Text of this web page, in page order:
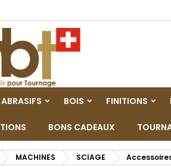
ABRASIFS BOIS FINITIONS
BONS CADEAUX
MACHINES SCIAGE